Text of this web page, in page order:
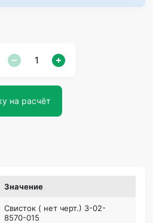
Добавить в заявку на расчёт
Значение
Свисток ( нет черт.) 3-02-
8570-015